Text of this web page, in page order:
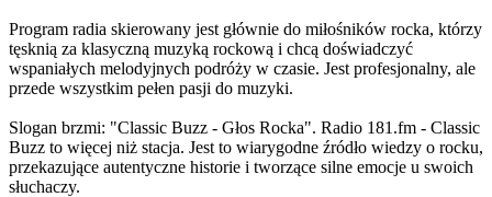
Program radia skierowany jest głównie do miłośników rocka, którzy
tęsknią za klasyczną muzyką rockową i chcą doświadczyć
wspaniałych melodyjnych podróży w czasie. Jest profesjonalny, ale
przede wszystkim pełen pasji do muzyki.
Slogan brzmi: "Classic Buzz - Głos Rocka". Radio 181.fm - Classic
Buzz to więcej niż stacja. Jest to wiarygodne źródło wiedzy o rocku,
przekazujące autentyczne historie i tworzące silne emocje u swoich
słuchaczy.